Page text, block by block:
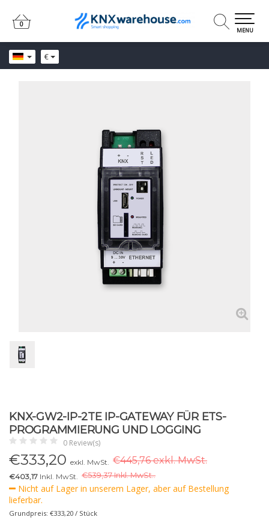
€
0
0
MENU
KNX-GW2-IP-2TE IP-GATEWAY FÜR ETS-
PROGRAMMIERUNG UND LOGGING
0 Review(s)
€333,20 exkl. MwSt. €445,76 exkl. MwSt.
€403,17 Inkl. MwSt. €539,37 Inkl. MwSt..
Nicht auf Lager in unserem Lager, aber auf Bestellung
lieferbar.
Grundpreis: €333,20 / Stück